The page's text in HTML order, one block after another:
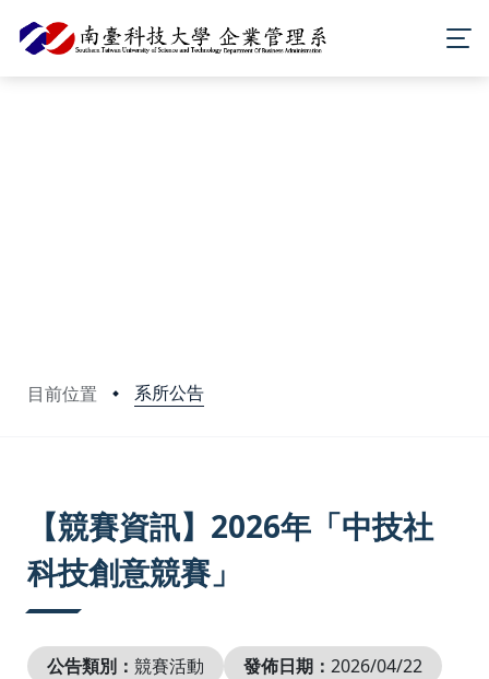
目前位置 系所公告
【競賽資訊】2026年「中技社
科技創意競賽」
公告類別： 競賽活動 發佈日期： 2026/04/22